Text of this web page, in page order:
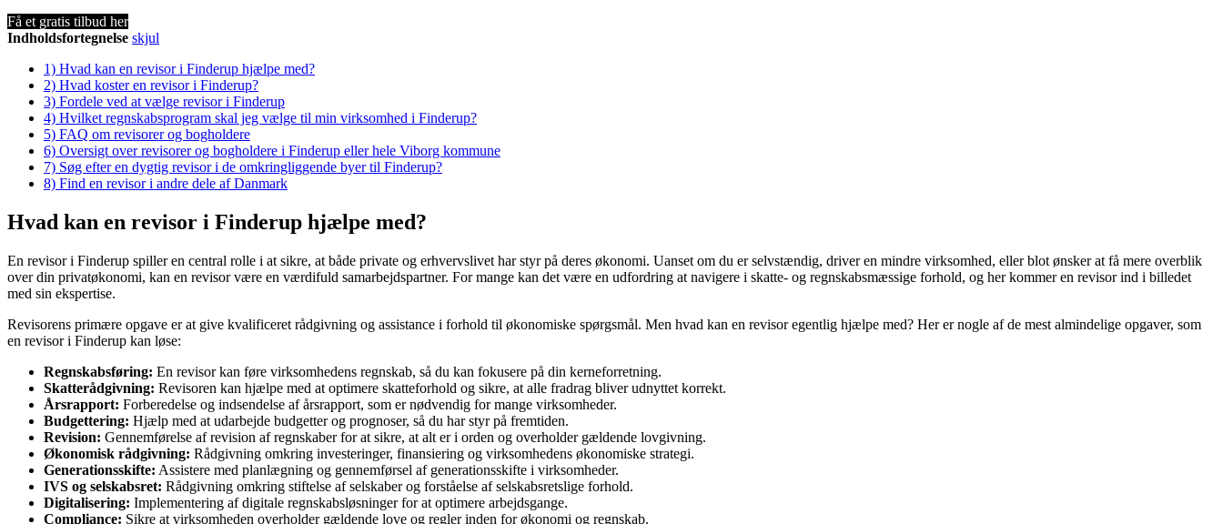
Få et gratis tilbud her
Indholdsfortegnelse skjul
1) Hvad kan en revisor i Finderup hjælpe med?
2) Hvad koster en revisor i Finderup?
3) Fordele ved at vælge revisor i Finderup
4) Hvilket regnskabsprogram skal jeg vælge til min virksomhed i Finderup?
5) FAQ om revisorer og bogholdere
6) Oversigt over revisorer og bogholdere i Finderup eller hele Viborg kommune
7) Søg efter en dygtig revisor i de omkringliggende byer til Finderup?
8) Find en revisor i andre dele af Danmark
Hvad kan en revisor i Finderup hjælpe med?
En revisor i Finderup spiller en central rolle i at sikre, at både private og erhvervslivet har styr på deres økonomi. Uanset om du er selvstændig, driver en mindre virksomhed, eller blot ønsker at få mere overblik
over din privatøkonomi, kan en revisor være en værdifuld samarbejdspartner. For mange kan det være en udfordring at navigere i skatte- og regnskabsmæssige forhold, og her kommer en revisor ind i billedet
med sin ekspertise.
Revisorens primære opgave er at give kvalificeret rådgivning og assistance i forhold til økonomiske spørgsmål. Men hvad kan en revisor egentlig hjælpe med? Her er nogle af de mest almindelige opgaver, som
en revisor i Finderup kan løse:
Regnskabsføring: En revisor kan føre virksomhedens regnskab, så du kan fokusere på din kerneforretning.
Skatterådgivning: Revisoren kan hjælpe med at optimere skatteforhold og sikre, at alle fradrag bliver udnyttet korrekt.
Årsrapport: Forberedelse og indsendelse af årsrapport, som er nødvendig for mange virksomheder.
Budgettering: Hjælp med at udarbejde budgetter og prognoser, så du har styr på fremtiden.
Revision: Gennemførelse af revision af regnskaber for at sikre, at alt er i orden og overholder gældende lovgivning.
Økonomisk rådgivning: Rådgivning omkring investeringer, finansiering og virksomhedens økonomiske strategi.
Generationsskifte: Assistere med planlægning og gennemførsel af generationsskifte i virksomheder.
IVS og selskabsret: Rådgivning omkring stiftelse af selskaber og forståelse af selskabsretslige forhold.
Digitalisering: Implementering af digitale regnskabsløsninger for at optimere arbejdsgange.
Compliance: Sikre at virksomheden overholder gældende love og regler inden for økonomi og regnskab.